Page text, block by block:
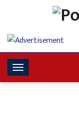
Toggle
Navigation